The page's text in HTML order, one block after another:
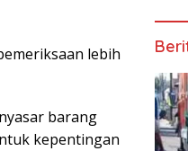
lebih
barang
kepentingan